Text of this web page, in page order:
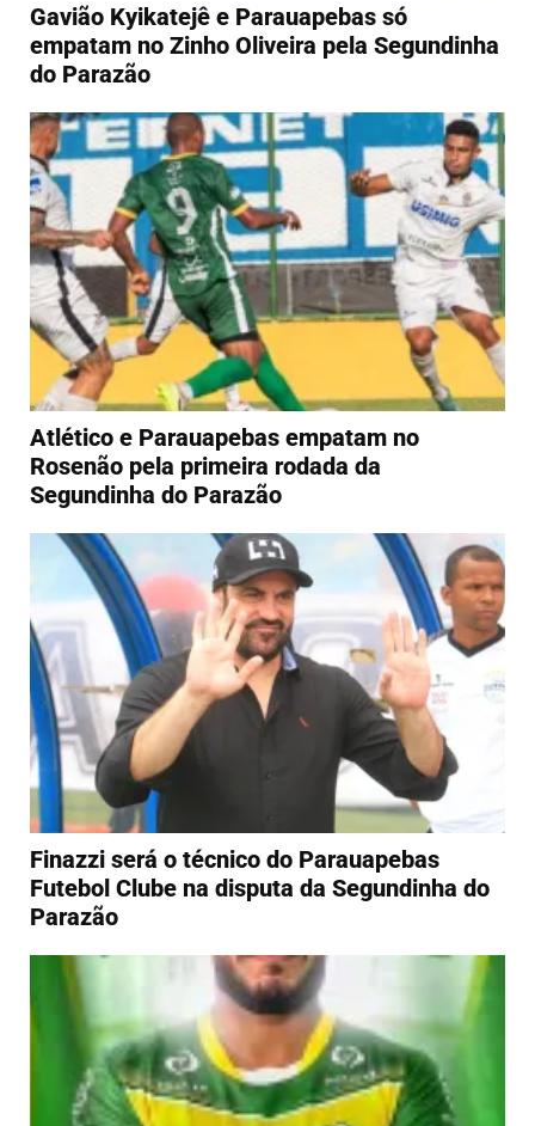
Gavião Kyikatejê e Parauapebas só
empatam no Zinho Oliveira pela Segundinha
do Parazão
Atlético e Parauapebas empatam no
Rosenão pela primeira rodada da
Segundinha do Parazão
Finazzi será o técnico do Parauapebas
Futebol Clube na disputa da Segundinha do
Parazão